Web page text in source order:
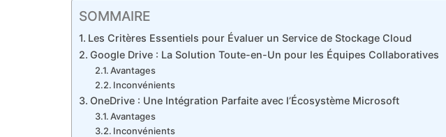
SOMMAIRE
Les Critères Essentiels pour Évaluer un Service de Stockage Cloud
Google Drive : La Solution Toute-en-Un pour les Équipes Collaboratives
Avantages
Inconvénients
OneDrive : Une Intégration Parfaite avec l’Écosystème Microsoft
Avantages
Inconvénients